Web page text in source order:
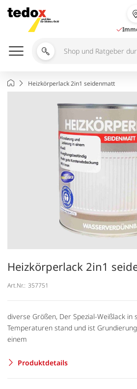
Inhalt
springen
Shop
durchsuchen
StartseiteHeizkörperlack 2in1 seidenmatt
Heizkörperlack 2in1
Art.Nr.: 357751
diverse Größen, Der Spezial-Weißlack
Temperaturen stand und ist
einem
Produktdetails